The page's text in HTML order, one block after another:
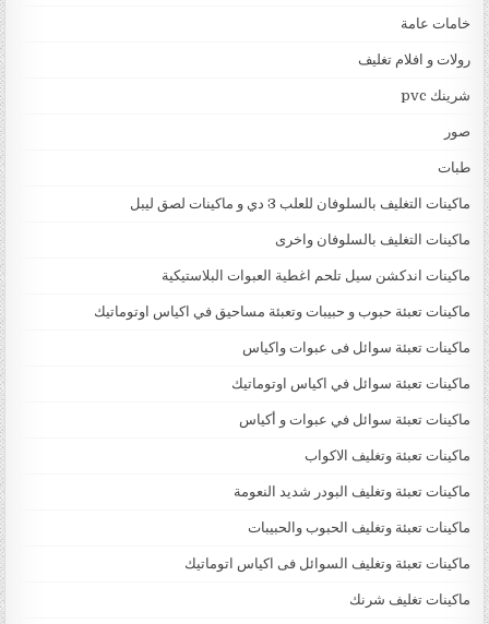
خامات عامة
رولات و افلام تغليف
شرينك pvc
صور
طبات
ماكينات التغليف بالسلوفان للعلب 3 دي و ماكينات لصق ليبل
ماكينات التغليف بالسلوفان واخرى
ماكينات اندكشن سيل تلحم اغطية العبوات البلاستيكية
ماكينات تعبئة حبوب و حبيبات وتعبئة مساحيق في اكياس اوتوماتيك
ماكينات تعبئة سوائل فى عبوات واكياس
ماكينات تعبئة سوائل في اكياس اوتوماتيك
ماكينات تعبئة سوائل في عبوات و أكياس
ماكينات تعبئة وتغليف الاكواب
ماكينات تعبئة وتغليف البودر شديد النعومة
ماكينات تعبئة وتغليف الحبوب والحبيبات
ماكينات تعبئة وتغليف السوائل فى اكياس اتوماتيك
ماكينات تغليف شرنك